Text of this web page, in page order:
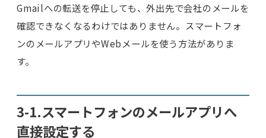
Gmailへの転送を停止しても、外出先で会社のメールを
確認できなくなるわけではありません。スマートフォ
ンのメールアプリやWebメールを使う方法がありま
す。
3-1.スマートフォンのメールアプリへ
直接設定する